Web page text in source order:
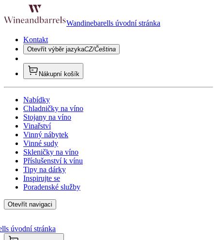
Wandinebarells úvodní stránka
Kontakt
Otevřít výběr jazykaCZ/Čeština
Nákupní košík
Nabídky
Chladničky na víno
Stojany na víno
Vinařství
Vinný nábytek
Vinné sudy
Skleničky na víno
Příslušenství k vínu
Tipy na dárky
Inspirujte se
Poradenské služby
Otevřít navigaci
úvodní stránka